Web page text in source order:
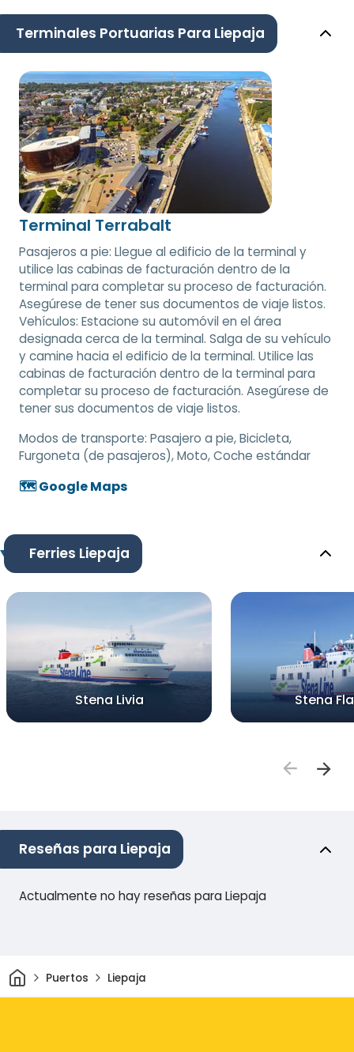
Terminales Portuarias Para Liepaja
Terminal Terrabalt
Pasajeros a pie: Llegue al edificio de la terminal y
utilice las cabinas de facturación dentro de la
terminal para completar su proceso de facturación.
Asegúrese de tener sus documentos de viaje listos.
Vehículos: Estacione su automóvil en el área
designada cerca de la terminal. Salga de su vehículo
y camine hacia el edificio de la terminal. Utilice las
cabinas de facturación dentro de la terminal para
completar su proceso de facturación. Asegúrese de
tener sus documentos de viaje listos.
Modos de transporte: Pasajero a pie, Bicicleta,
Furgoneta (de pasajeros), Moto, Coche estándar
🗺️ Google Maps
Ferries Liepaja
Stena Livia Stena
Reseñas para Liepaja
Actualmente no hay reseñas para Liepaja
InicioPuertos Liepaja